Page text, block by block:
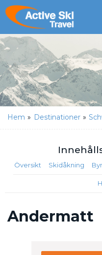
Hem » Destinationer »
Översikt Skidåkning
Andermatt